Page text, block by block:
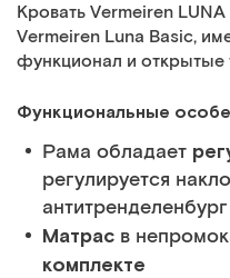
Кровать Vermeiren
Vermeiren Luna Basic,
функционал и открытые
Функциональные
Рама обладает
регулируется
Матрас в
комплекте